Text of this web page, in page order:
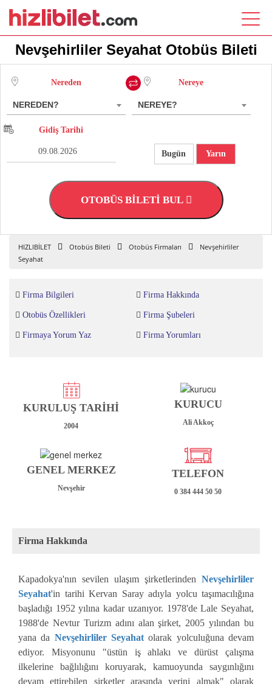
Nevşehirliler Seyahat Otobüs Bileti
Nereden
NEREDEN?
Nereye
NEREYE?
Gidiş Tarihi
Bugün Yarın
OTOBÜS BİLETİ BUL
HIZLIBİLET Otobüs Bileti Otobüs Firmaları
Nevşehirliler
Seyahat
Firma Bilgileri Firma Hakkında
Otobüs Özellikleri Firma Şubeleri
Firmaya Yorum Yaz Firma Yorumları
KURULUŞ TARİHİ
2004
KURUCU
Ali Akkoç
GENEL MERKEZ
Nevşehir
TELEFON
0 384 444 50 50
Firma Hakkında
Kapadokya'nın sevilen ulaşım şirketlerinden Nevşehirliler
Seyahat'in tarihi Kervan Saray adıyla yolcu taşımacılığına
başladığı 1952 yılına kadar uzanıyor. 1978'de Lale Seyahat,
1988'de Nevtur Turizm adını alan şirket, 2005 yılından bu
yana da Nevşehirliler Seyahat olarak yolculuğuna devam
ediyor. Misyonunu "üstün iş ahlakı ve dürüst çalışma
ilkelerine bağlılığını koruyarak, kamuoyunda saygınlığını
devam ettirebilen şirketler arasında yerini almak" olarak